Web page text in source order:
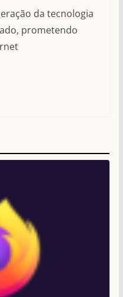
da tecnologia
prometendo